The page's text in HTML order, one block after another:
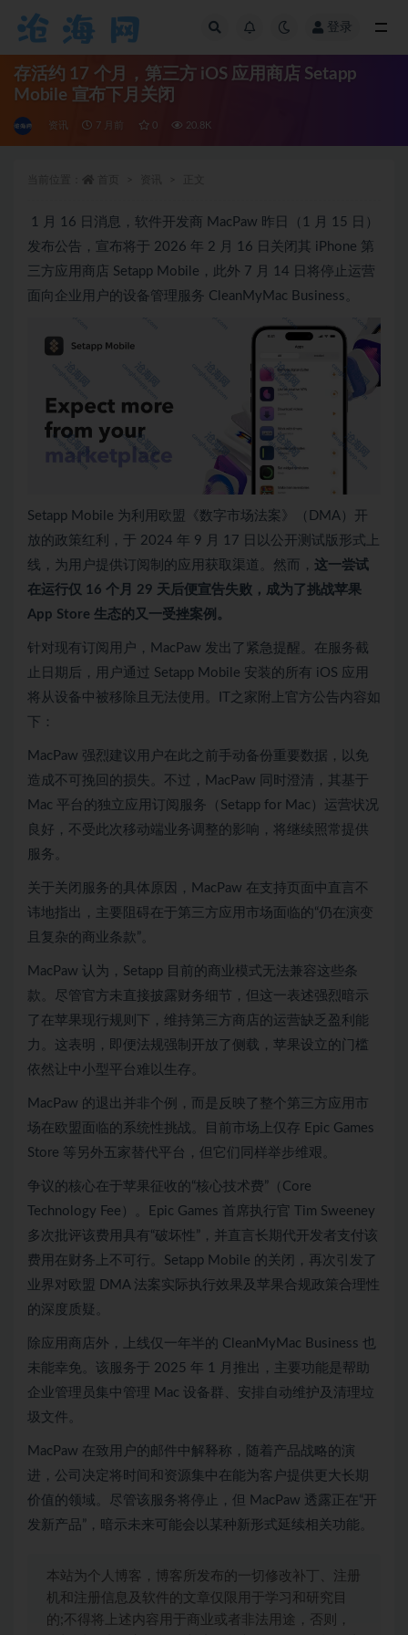
登录
存活约 17 个月，第三方 iOS 应用商店 Setapp
Mobile 宣布下月关闭
资讯 7 月前 0 20.8K
1 月 16 日消息，软件开发商 MacPaw 昨日（1 月 15 日）
发布公告，宣布将于 2026 年 2 月 16 日关闭其 iPhone 第
三方应用商店 Setapp Mobile，此外 7 月 14 日将停止运营
面向企业用户的设备管理服务 CleanMyMac Business。
Setapp Mobile 为利用欧盟《数字市场法案》（DMA）开
放的政策红利，于 2024 年 9 月 17 日以公开测试版形式上
线，为用户提供订阅制的应用获取渠道。然而， 这一尝试
在运行仅 16 个月 29 天后便宣告失败，成为了挑战苹果
App Store 生态的又一受挫案例。
针对现有订阅用户，MacPaw 发出了紧急提醒。在服务截
止日期后，用户通过 Setapp Mobile 安装的所有 iOS 应用
将从设备中被移除且无法使用。IT之家附上官方公告内容如
下：
MacPaw 强烈建议用户在此之前手动备份重要数据，以免
造成不可挽回的损失。不过，MacPaw 同时澄清，其基于
Mac 平台的独立应用订阅服务（Setapp for Mac）运营状况
良好，不受此次移动端业务调整的影响，将继续照常提供
服务。
关于关闭服务的具体原因，MacPaw 在支持页面中直言不
讳地指出，主要阻碍在于第三方应用市场面临的“仍在演变
且复杂的商业条款”。
MacPaw 认为，Setapp 目前的商业模式无法兼容这些条
款。尽管官方未直接披露财务细节，但这一表述强烈暗示
了在苹果现行规则下，维持第三方商店的运营缺乏盈利能
力。这表明，即便法规强制开放了侧载，苹果设立的门槛
依然让中小型平台难以生存。
MacPaw 的退出并非个例，而是反映了整个第三方应用市
场在欧盟面临的系统性挑战。目前市场上仅存 Epic Games
Store 等另外五家替代平台，但它们同样举步维艰。
争议的核心在于苹果征收的“核心技术费”（Core
Technology Fee）。Epic Games 首席执行官 Tim Sweeney
多次批评该费用具有“破坏性”，并直言长期代开发者支付该
费用在财务上不可行。Setapp Mobile 的关闭，再次引发了
业界对欧盟 DMA 法案实际执行效果及苹果合规政策合理性
的深度质疑。
除应用商店外，上线仅一年半的 CleanMyMac Business 也
未能幸免。该服务于 2025 年 1 月推出，主要功能是帮助
企业管理员集中管理 Mac 设备群、安排自动维护及清理垃
圾文件。
MacPaw 在致用户的邮件中解释称，随着产品战略的演
进，公司决定将时间和资源集中在能为客户提供更大长期
价值的领域。尽管该服务将停止，但 MacPaw 透露正在“开
发新产品”，暗示未来可能会以某种新形式延续相关功能。
本站为个人博客，博客所发布的一切修改补丁、注册
机和注册信息及软件的文章仅限用于学习和研究目
的;不得将上述内容用于商业或者非法用途，否则，